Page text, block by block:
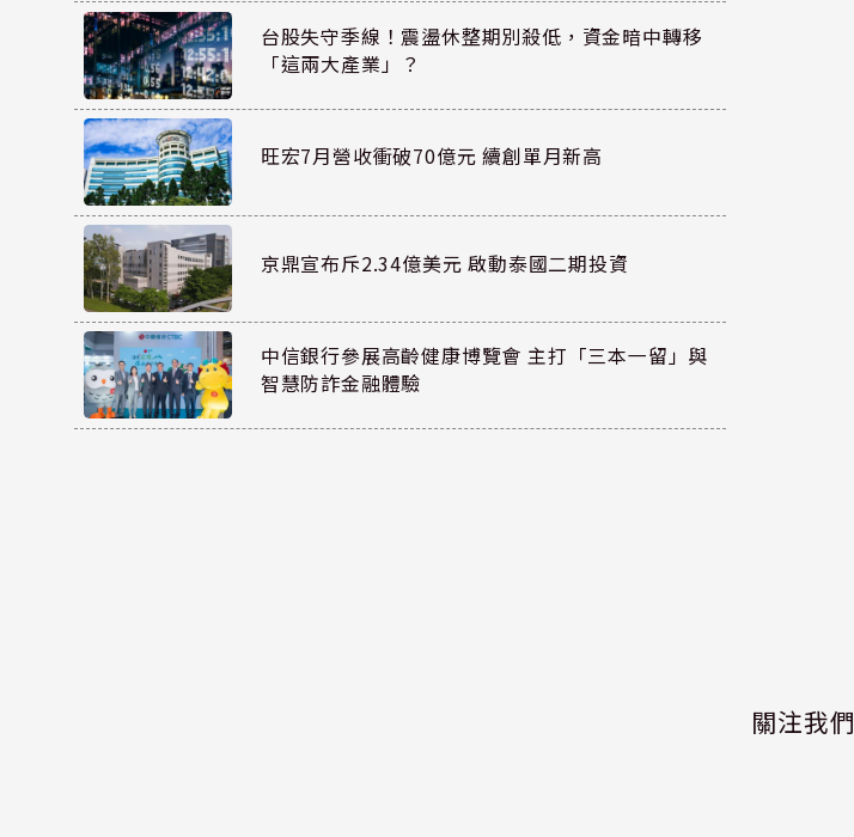
台股失守季線！震盪休整期別殺低，資金暗中轉移
「這兩大產業」？
旺宏7月營收衝破70億元 續創單月新高
京鼎宣布斥2.34億美元 啟動泰國二期投資
中信銀行參展高齡健康博覽會 主打「三本一留」與
智慧防詐金融體驗
關注我們